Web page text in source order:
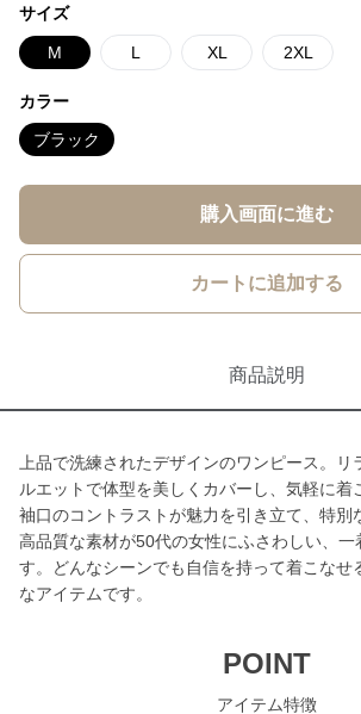
サイズ
M L XL 2XL
カラー
ブラック
購入画面に進む
カートに追加する
商品説明
上品で洗練されたデザインのワンピース。リ
ルエットで体型を美しくカバーし、気軽に着
袖口のコントラストが魅力を引き立て、特別
高品質な素材が50代の女性にふさわしい、
す。どんなシーンでも自信を持って着こなせ
なアイテムです。
POINT
アイテム特徴